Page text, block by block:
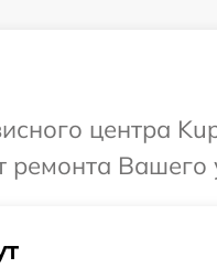
центра
Вашего